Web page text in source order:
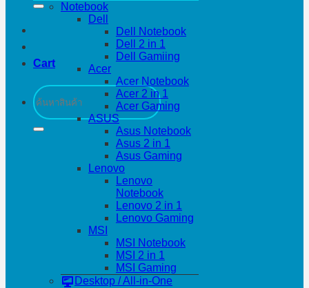
Cart
Search
for:
Notebook
Dell
Dell Notebook
Dell 2 in 1
Dell Gamiing
Acer
Acer Notebook
Acer 2 in 1
Acer Gaming
ASUS
Asus Notebook
Asus 2 in 1
Asus Gaming
Lenovo
Lenovo
Notebook
Lenovo 2 in 1
Lenovo Gaming
MSI
MSI Notebook
MSI 2 in 1
MSI Gaming
Desktop / All-in-One